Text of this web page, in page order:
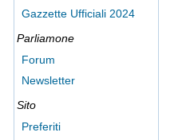
Gazzette Ufficiali 2024
Parliamone
Forum
Newsletter
Sito
Preferiti